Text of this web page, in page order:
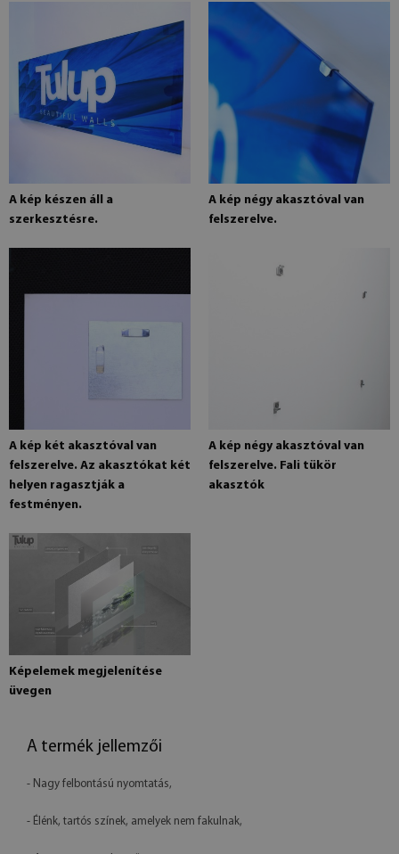
A kép készen áll a
szerkesztésre.
A kép négy akasztóval van
felszerelve.
A kép két akasztóval van
felszerelve. Az akasztókat két
helyen ragasztják a
festményen.
A kép négy akasztóval van
felszerelve. Fali tükör
akasztók
Képelemek megjelenítése
üvegen
A termék jellemzői
- Nagy felbontású nyomtatás,
- Élénk, tartós színek, amelyek nem fakulnak,